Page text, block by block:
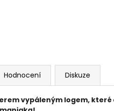
Hodnocení Diskuze
vypáleným logem,